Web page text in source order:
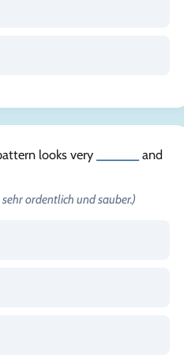
looks very
and
ordentlich und sauber.)